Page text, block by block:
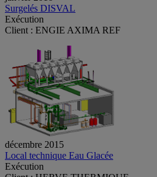
Surgelés DISVAL
Exécution
Client : ENGIE AXIMA REF
décembre 2015
Local technique Eau Glacée
Exécution